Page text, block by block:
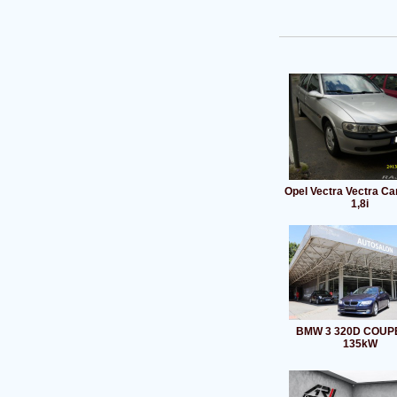
Opel Vectra Vectra
1,8i
BMW 3 320D
135kW